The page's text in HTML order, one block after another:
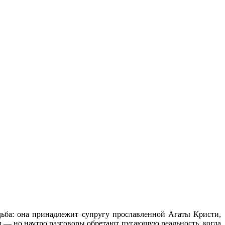
она принадлежит супругу прославленной Агаты Кристи,
но наутро разговоры обретают пугающую реальность, когда